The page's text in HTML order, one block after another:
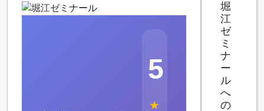
5
★
堀
江
ゼ
ミ
ナ
ー
ル
へ
の